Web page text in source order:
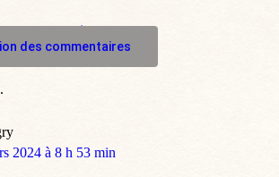
commentaire
des commentaires
2024 à 8 h 53 min